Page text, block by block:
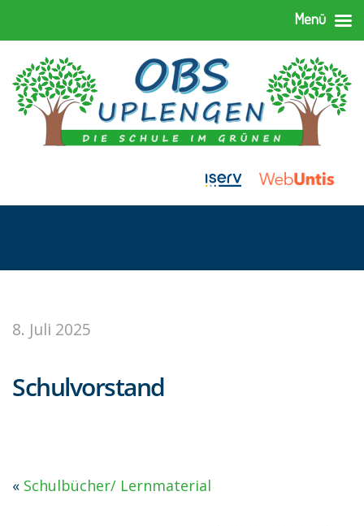
8. Juli 2025
Schulvorstand
« Schulbücher/ Lernmaterial
Menü